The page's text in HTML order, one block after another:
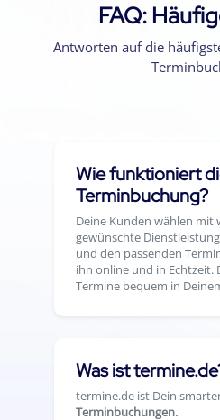
FAQ:
Antworten auf die
Wie funktioniert
Terminbuchung?
Deine Kunden wählen mit
gewünschte
und den passenden
ihn online und in Echtzeit.
Termine bequem in
Was ist
termine.de ist Dein
Terminbuchungen.